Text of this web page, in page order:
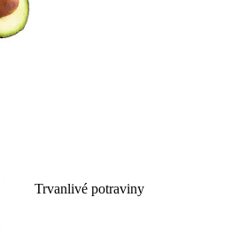
Trvanlivé potraviny